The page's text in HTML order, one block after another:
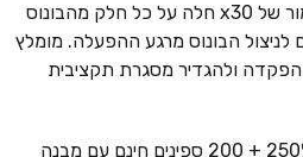
חשוב לשים לב שדרישת ההימור של x30 חלה על כל חלק מהבונוס
ויש חלון זמן של 3 ימים לניצול הבונוס מרגע ההפעלה. מומלץ
הפקדה ולהגדיר מסגרת תקציבית
חבילת קבלת פנים עד 250% + 200 ספינים חינם עם מבנה